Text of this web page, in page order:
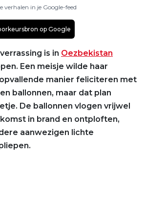
in je Google-feed
op Google
is in Oezbekistan
Een meisje wilde haar
manier feliciteren met
en ballonnen, maar dat plan
De ballonnen vlogen vrijwel
in brand en ontploften,
aanwezigen lichte